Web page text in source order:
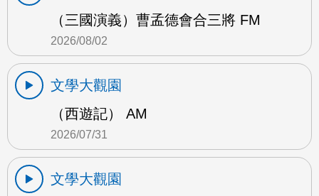
（三國演義）曹孟德會合三將 FM
2026/08/02
文學大觀園
（西遊記） AM
2026/07/31
文學大觀園